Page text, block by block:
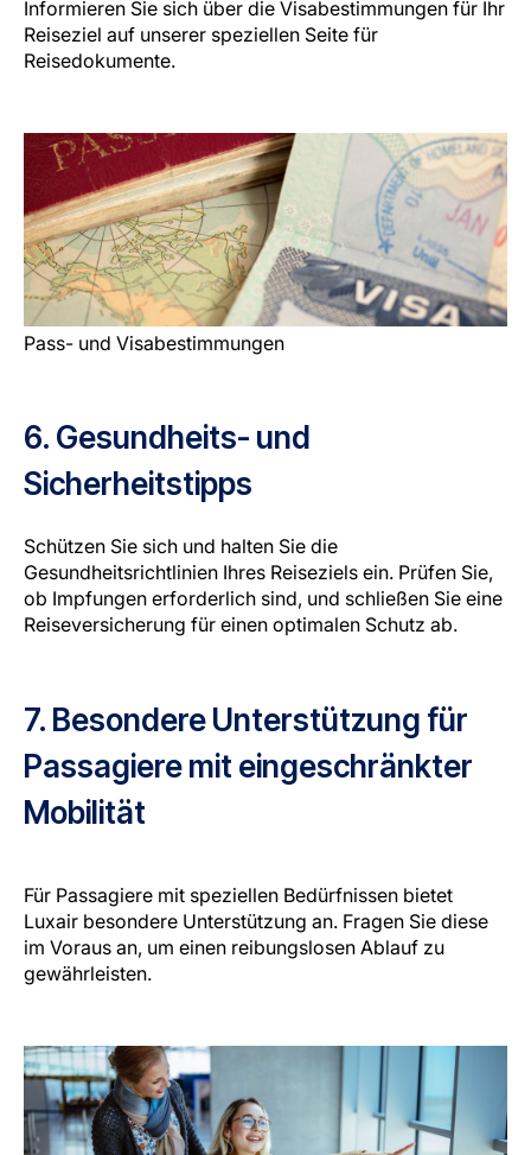
Informieren Sie sich über die Visabestimmungen für Ihr
Reiseziel auf unserer speziellen Seite für
Reisedokumente.
Pass- und Visabestimmungen
6. Gesundheits- und
Sicherheitstipps
Schützen Sie sich und halten Sie die
Gesundheitsrichtlinien Ihres Reiseziels ein. Prüfen Sie,
ob Impfungen erforderlich sind, und schließen Sie eine
Reiseversicherung für einen optimalen Schutz ab.
7. Besondere Unterstützung für
Passagiere mit eingeschränkter
Mobilität
Für Passagiere mit speziellen Bedürfnissen bietet
Luxair besondere Unterstützung an. Fragen Sie diese
im Voraus an, um einen reibungslosen Ablauf zu
gewährleisten.